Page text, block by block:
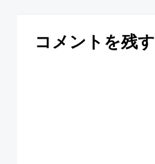
コメントを残す